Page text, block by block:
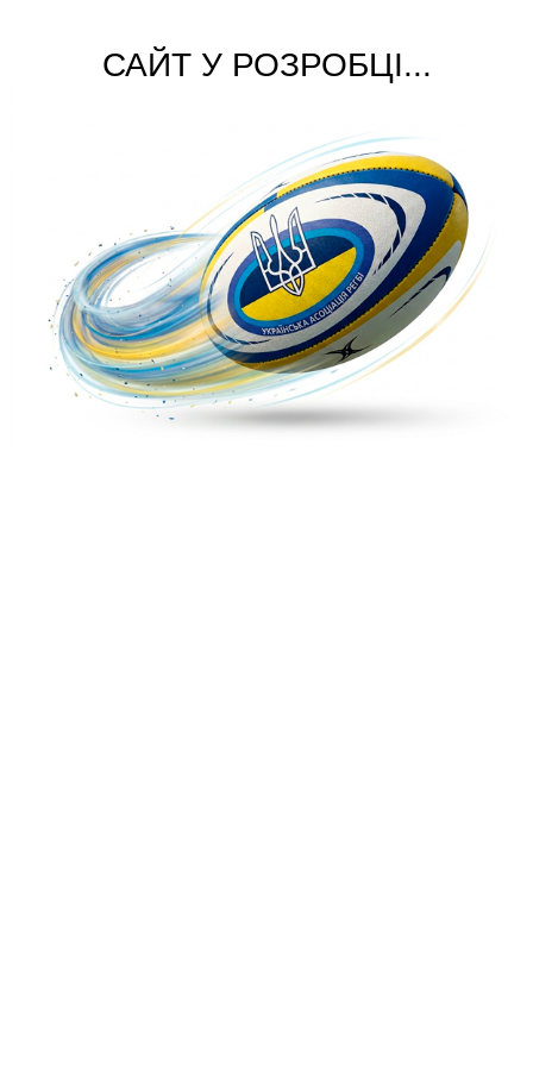
САЙТ У РОЗРОБЦІ...